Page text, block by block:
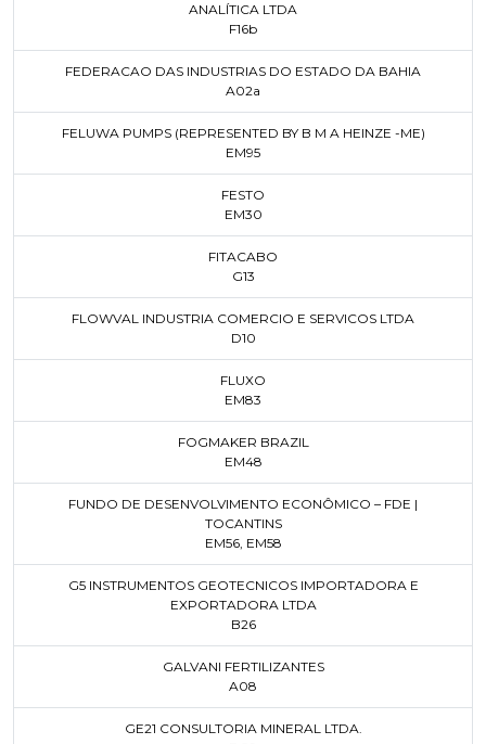
ANALÍTICA LTDA
F16b
FEDERACAO DAS INDUSTRIAS DO ESTADO DA BAHIA
A02a
FELUWA PUMPS (REPRESENTED BY B M A HEINZE -ME)
EM95
FESTO
EM30
FITACABO
G13
FLOWVAL INDUSTRIA COMERCIO E SERVICOS LTDA
D10
FLUXO
EM83
FOGMAKER BRAZIL
EM48
FUNDO DE DESENVOLVIMENTO ECONÔMICO – FDE |
TOCANTINS
EM56, EM58
G5 INSTRUMENTOS GEOTECNICOS IMPORTADORA E
EXPORTADORA LTDA
B26
GALVANI FERTILIZANTES
A08
GE21 CONSULTORIA MINERAL LTDA.